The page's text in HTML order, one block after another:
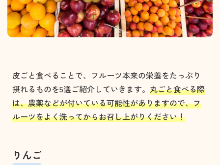
皮ごと食べることで、フルーツ本来の栄養をたっぷり
摂れるものを5選ご紹介していきます。 丸ごと食べる際
は、農薬などが付いている可能性がありますので、フ
ルーツをよく洗ってからお召し上がりください！
りんご